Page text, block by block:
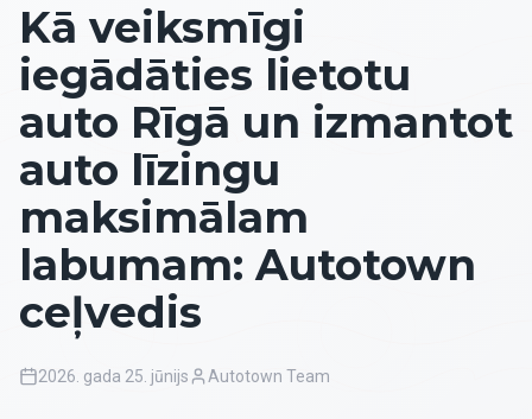
Kā veiksmīgi
iegādāties lietotu
auto Rīgā un izmantot
auto līzingu
maksimālam
labumam: Autotown
ceļvedis
2026. gada 25. jūnijs Autotown Team